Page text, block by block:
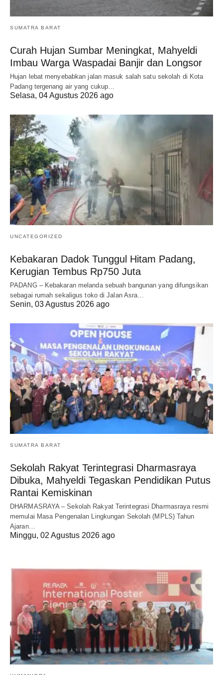
SUMATRA BARAT
Curah Hujan Sumbar Meningkat, Mahyeldi
Imbau Warga Waspadai Banjir dan Longsor
Hujan lebat menyebabkan jalan masuk salah satu sekolah di Kota
Padang tergenang air yang cukup…
Selasa, 04 Agustus 2026 ago
UNCATEGORIZED
Kebakaran Dadok Tunggul Hitam Padang,
Kerugian Tembus Rp750 Juta
PADANG – Kebakaran melanda sebuah bangunan yang difungsikan
sebagai rumah sekaligus toko di Jalan Asra…
Senin, 03 Agustus 2026 ago
SUMATRA BARAT
Sekolah Rakyat Terintegrasi Dharmasraya
Dibuka, Mahyeldi Tegaskan Pendidikan Putus
Rantai Kemiskinan
DHARMASRAYA – Sekolah Rakyat Terintegrasi Dharmasraya resmi
memulai Masa Pengenalan Lingkungan Sekolah (MPLS) Tahun
Ajaran…
Minggu, 02 Agustus 2026 ago